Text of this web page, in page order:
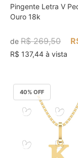
Pingente Letra V
Ouro 18k
de R$ 269,50
R$ 137,44 à vista
40% OFF